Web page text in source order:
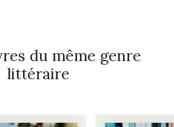
du même genre
littéraire